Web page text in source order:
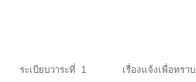
ระเบียบวาระที่ 1 เรื่องแจ้งเพื่อทราบ